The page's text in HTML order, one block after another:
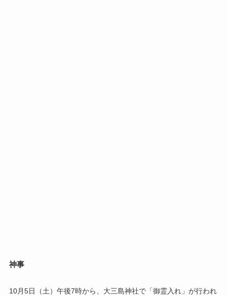
神事
10月5日（土）午後7時から、大三島神社で「御霊入れ」が行われ